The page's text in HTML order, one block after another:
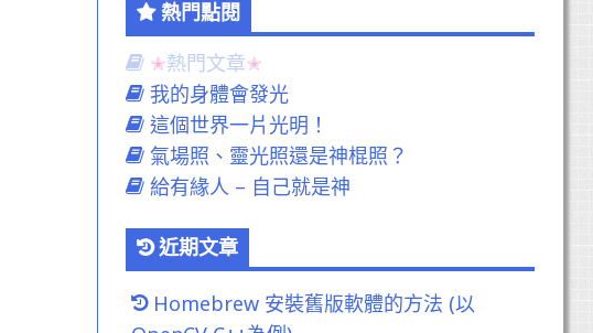
熱門點閱
熱門文章
我的身體會發光
這個世界一片光明！
氣場照、靈光照還是神棍照？
給有緣人 – 自己就是神
近期文章
Homebrew 安裝舊版軟體的方法 (以